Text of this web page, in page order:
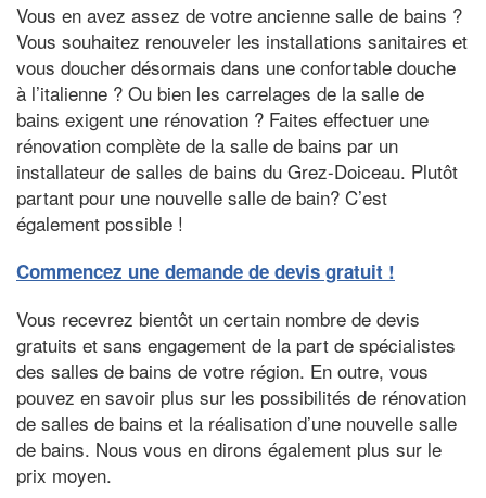
Vous en avez assez de votre ancienne salle de bains ?
Vous souhaitez renouveler les installations sanitaires et
vous doucher désormais dans une confortable douche
à l’italienne ? Ou bien les carrelages de la salle de
bains exigent une rénovation ? Faites effectuer une
rénovation complète de la salle de bains par un
installateur de salles de bains du Grez-Doiceau. Plutôt
partant pour une nouvelle salle de bain? C’est
également possible !
Commencez une demande de devis gratuit !
Vous recevrez bientôt un certain nombre de devis
gratuits et sans engagement de la part de spécialistes
des salles de bains de votre région. En outre, vous
pouvez en savoir plus sur les possibilités de rénovation
de salles de bains et la réalisation d’une nouvelle salle
de bains. Nous vous en dirons également plus sur le
prix moyen.